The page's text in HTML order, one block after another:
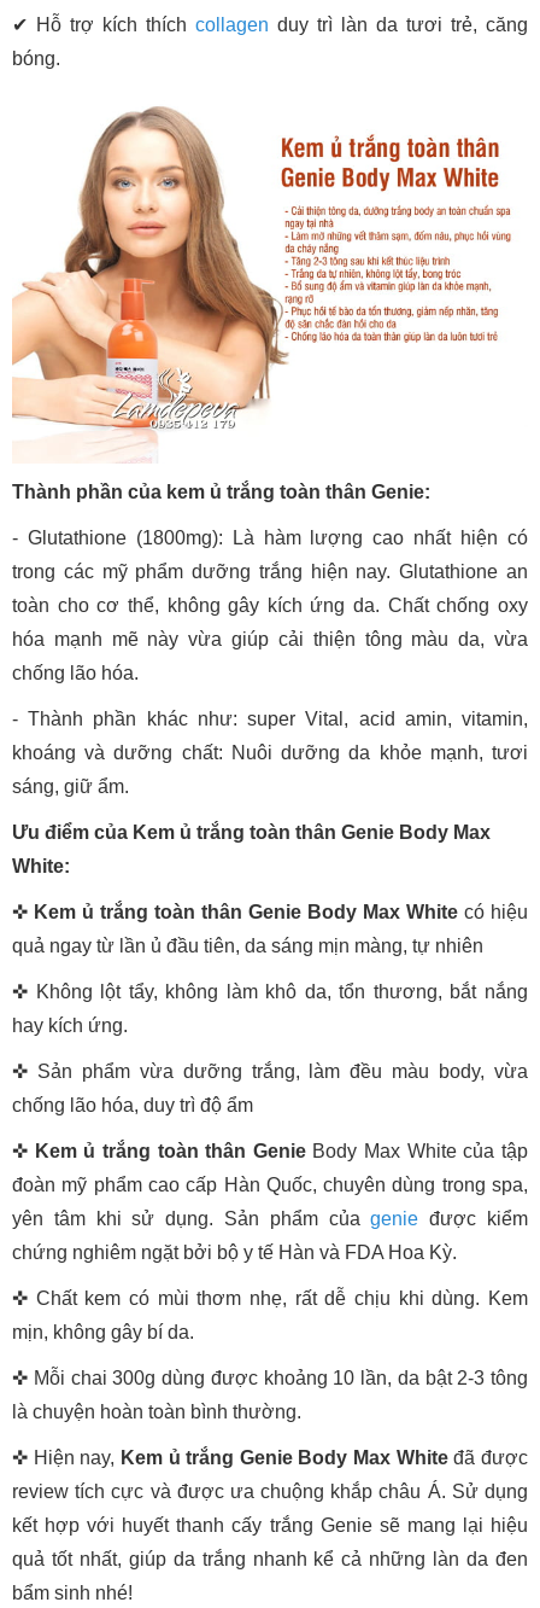
✔ Hỗ trợ kích thích collagen duy trì làn da tươi trẻ, căng
bóng.
Thành phần của kem ủ trắng toàn thân Genie:
- Glutathione (1800mg): Là hàm lượng cao nhất hiện có
trong các mỹ phẩm dưỡng trắng hiện nay. Glutathione an
toàn cho cơ thể, không gây kích ứng da. Chất chống oxy
hóa mạnh mẽ này vừa giúp cải thiện tông màu da, vừa
chống lão hóa.
- Thành phần khác như: super Vital, acid amin, vitamin,
khoáng và dưỡng chất: Nuôi dưỡng da khỏe mạnh, tươi
sáng, giữ ẩm.
Ưu điểm của Kem ủ trắng toàn thân Genie Body Max
White:
✜ Kem ủ trắng toàn thân Genie Body Max White có hiệu
quả ngay từ lần ủ đầu tiên, da sáng mịn màng, tự nhiên
✜ Không lột tẩy, không làm khô da, tổn thương, bắt nắng
hay kích ứng.
✜ Sản phẩm vừa dưỡng trắng, làm đều màu body, vừa
chống lão hóa, duy trì độ ẩm
✜ Kem ủ trắng toàn thân GenieBody Max White của tập
đoàn mỹ phẩm cao cấp Hàn Quốc, chuyên dùng trong spa,
yên tâm khi sử dụng. Sản phẩm củagenie được kiểm
chứng nghiêm ngặt bởi bộ y tế Hàn và FDA Hoa Kỳ.
✜ Chất kem có mùi thơm nhẹ, rất dễ chịu khi dùng. Kem
mịn, không gây bí da.
✜ Mỗi chai 300g dùng được khoảng 10 lần, da bật 2-3 tông
là chuyện hoàn toàn bình thường.
✜ Hiện nay, Kem ủ trắng Genie Body Max Whiteđã được
review tích cực và được ưa chuộng khắp châu Á. Sử dụng
kết hợp với huyết thanh cấy trắng Genie sẽ mang lại hiệu
quả tốt nhất, giúp da trắng nhanh kể cả những làn da đen
bẩm sinh nhé!